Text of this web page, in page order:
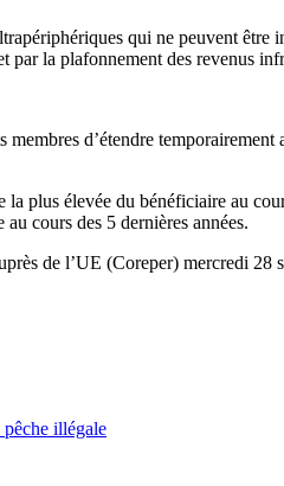
qui ne peuvent être
par la plafonnement des revenus
d’étendre
élevée du bénéficiaire au
cours des 5 dernières années.
de l’UE (Coreper) mercredi
illégale